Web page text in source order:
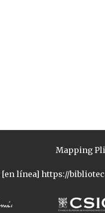
Mapping
línea] https://